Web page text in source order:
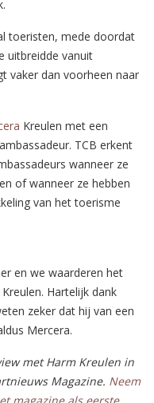
toeristen, mede doordat
uitbreidde vanuit
vaker dan voorheen naar
Kreulen met een
TCB erkent
wanneer ze
of wanneer ze hebben
van het toerisme
en we waarderen het
Hartelijk dank
zeker dat hij van een
Mercera.
met Harm Kreulen in
Magazine. Neem